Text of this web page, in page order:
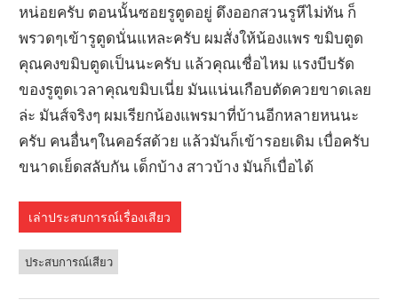
หน่อยครับ ตอนนั้นซอยรูตูดอยู่ ดึงออกสวนรูหีไม่ทัน ก็
พรวดๆเข้ารูตูดนั่นแหละครับ ผมสั่งให้น้องแพร ขมิบตูด
คุณคงขมิบตูดเป็นนะครับ แล้วคุณเชื่อไหม แรงบีบรัด
ของรูตูดเวลาคุณขมิบเนี่ย มันแน่นเกือบตัดควยขาดเลย
ล่ะ มันส์จริงๆ ผมเรียกน้องแพรมาที่บ้านอีกหลายหนนะ
ครับ คนอื่นๆในคอร์สด้วย แล้วมันก็เข้ารอยเดิม เบื่อครับ
ขนาดเย็ดสลับกัน เด็กบ้าง สาวบ้าง มันก็เบื่อได้
เล่าประสบการณ์เรื่องเสียว
ประสบการณ์เสียว